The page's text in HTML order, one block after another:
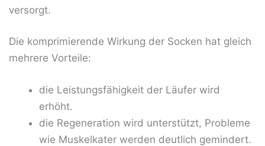
versorgt.
Die komprimierende Wirkung der Socken hat gleich
mehrere Vorteile:
die Leistungsfähigkeit der Läufer wird
erhöht.
die Regeneration wird unterstützt, Probleme
wie Muskelkater werden deutlich gemindert.